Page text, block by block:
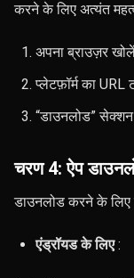
करने के लिए अत्यंत
अपना ब्राउज़र
प्लेटफ़ॉर्म का
“डाउनलोड”
चरण 4: ऐप
डाउनलोड करने के लिए
एंड्रॉयड के लिए: